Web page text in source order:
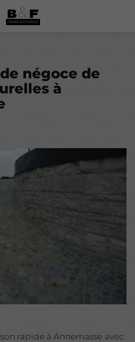
négoce de
à
rapide à Annemasse avec